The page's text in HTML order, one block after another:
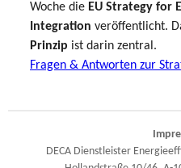
Woche die EU Strategy for
Integration veröffentlicht.
Prinzip ist darin zentral.
Fragen & Antworten zur
DECA Dienstleister